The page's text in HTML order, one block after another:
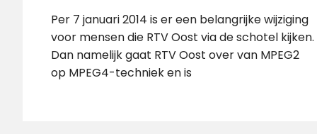
Per 7 januari 2014 is er een belangrijke wijziging
voor mensen die RTV Oost via de schotel kijken.
Dan namelijk gaat RTV Oost over van MPEG2
op MPEG4-techniek en is